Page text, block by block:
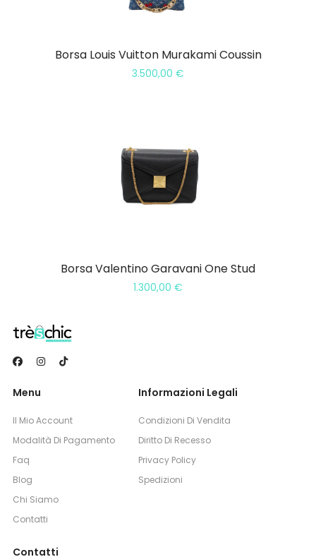
Borsa Louis Vuitton Murakami Coussin
3.500,00 €
Borsa Valentino Garavani One Stud
1.300,00 €
Menu
Il Mio Account
Modalità Di Pagamento
Faq
Blog
Chi Siamo
Contatti
Informazioni Legali
Condizioni Di Vendita
Diritto Di Recesso
Privacy Policy
Spedizioni
Contatti